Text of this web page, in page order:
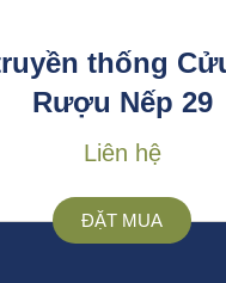
thống
Rượu Nếp 29
Liên hệ
ĐẶT MUA